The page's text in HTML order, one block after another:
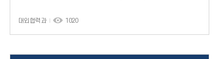
대외협력과 1020